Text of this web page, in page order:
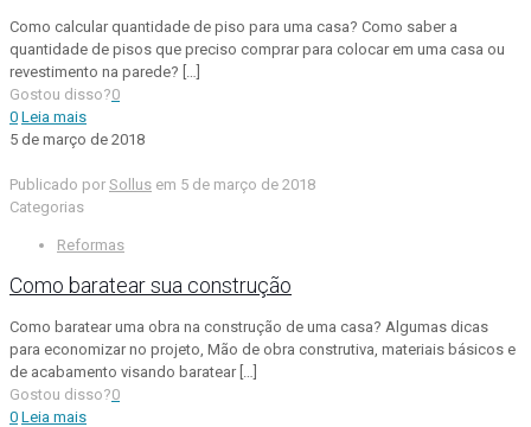
Como calcular quantidade de piso para uma casa? Como saber a
quantidade de pisos que preciso comprar para colocar em uma casa ou
revestimento na parede? […]
Gostou disso?0
0 Leia mais
5 de março de 2018
Publicado por Sollus em 5 de março de 2018
Categorias
Reformas
Como baratear sua construção
Como baratear uma obra na construção de uma casa? Algumas dicas
para economizar no projeto, Mão de obra construtiva, materiais básicos e
de acabamento visando baratear[…]
Gostou disso?0
0 Leia mais